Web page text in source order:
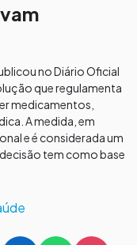
no Diário Oficial
que regulamenta
medicamentos,
A medida, em
e é considerada um
tem como base